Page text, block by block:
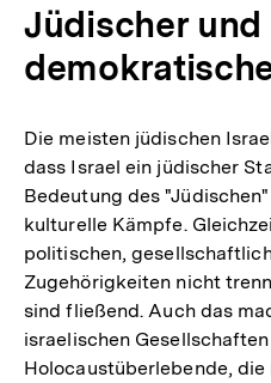
Jüdischer und
Die meisten jüdischen
dass Israel ein jüdischer
Bedeutung des
kulturelle Kämpfe.
politischen,
Zugehörigkeiten nicht
sind fließend. Auch das
israelischen Gesellschaften
Holocaustüberlebende,